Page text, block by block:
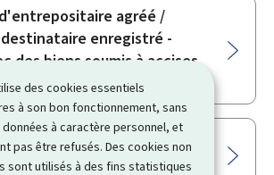
des cookies essentiels
à son bon fonctionnement, sans
données à caractère personnel, et
pas être refusés. Des cookies non
sont utilisés à des fins statistiques
agréé /
enregistré -
des biens soumis à accises